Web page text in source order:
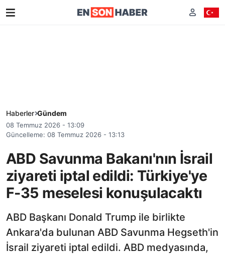
Haberler Gündem
08 Temmuz 2026 - 13:09
Güncelleme: 08 Temmuz 2026 - 13:13
ABD Savunma Bakanı'nın İsrail
ziyareti iptal edildi: Türkiye'ye
F-35 meselesi konuşulacaktı
ABD Başkanı Donald Trump ile birlikte
Ankara'da bulunan ABD Savunma Hegseth'in
İsrail ziyareti iptal edildi. ABD medyasında,